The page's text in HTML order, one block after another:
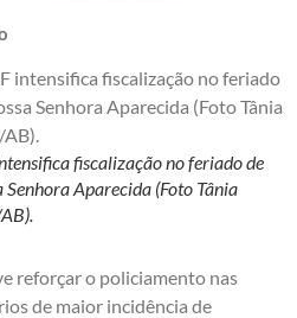
fiscalização no feriado de
Senhora Aparecida (Foto Tânia
reforçar o policiamento nas
de maior incidência de